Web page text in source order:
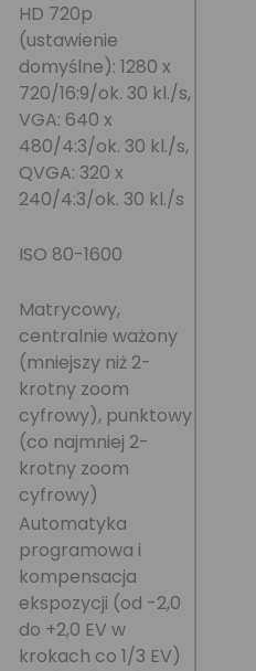
HD 720p
(ustawienie
domyślne): 1280 x
720/16:9/ok. 30 kl./s,
VGA: 640 x
480/4:3/ok. 30 kl./s,
QVGA: 320 x
240/4:3/ok. 30 kl./s
ISO 80-1600
Matrycowy,
centralnie ważony
(mniejszy niż 2-
krotny zoom
cyfrowy), punktowy
(co najmniej 2-
krotny zoom
cyfrowy)
Automatyka
programowa i
kompensacja
ekspozycji (od -2,0
do +2,0 EV w
krokach co 1/3 EV)